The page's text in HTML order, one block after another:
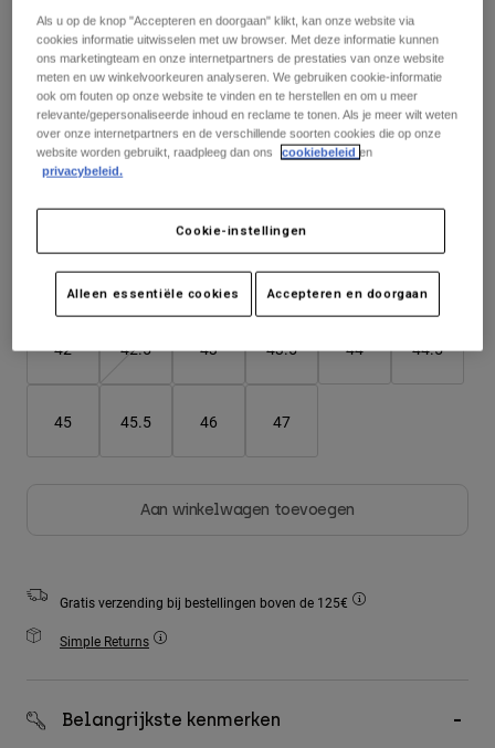
Ontdek MTB
Product Help
MTB Gear Guides
Helmet Care Guide
Ontdek MTB
Product Help
Moto Gear Guides
Helmet Care Guide
T-shirts
Hoodies
Alles bekijken
Accessoires
Socks
Socks
Alles bekijken
Lifestyle
Tops
Hoodies och pullovers
Jackets
Broeken
Shorts
Alles bekijken
Bags & Backpacks
Hats & Caps
Kleur -Krijtwit
geselecteerd
Matentabel
37 38 39 40 41 41.5
42 42.5 43 43.5 44 44.5
45 45.5 46 47
Aan winkelwagen toevoegen
Gratis verzending bij bestellingen boven de 125€
Simple Returns
Belangrijkste kenmerken
Als u op de knop "Accepteren en doorgaan" klikt, kan onze website via
cookies informatie uitwisselen met uw browser. Met deze informatie kunnen
ons marketingteam en onze internetpartners de prestaties van onze website
meten en uw winkelvoorkeuren analyseren. We gebruiken cookie-informatie
ook om fouten op onze website te vinden en te herstellen en om u meer
relevante/gepersonaliseerde inhoud en reclame te tonen. Als je meer wilt weten
over onze internetpartners en de verschillende soorten cookies die op onze
website worden gebruikt, raadpleeg dan ons
cookiebeleid en
privacybeleid.
Cookie-instellingen
Alleen essentiële cookies Accepteren en doorgaan